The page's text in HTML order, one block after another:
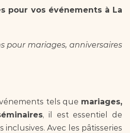
pour vos événements à La
pour mariages, anniversaires
tels que mariages,
, il est essentiel de
inclusives. Avec les pâtisseries